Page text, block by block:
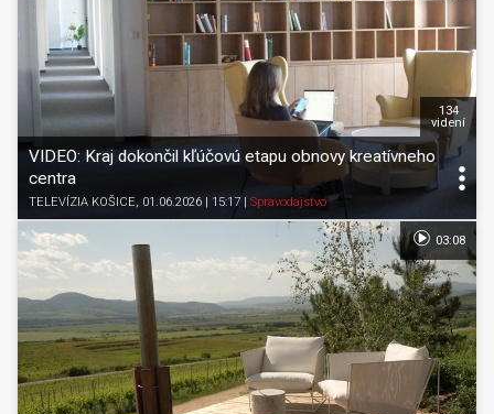
VIDEO: Kraj dokončil kľúčovú etapu obnovy kreatívneho
centra
TELEVÍZIA KOŠICE, 01.06.2026 | 15:17 Spravodajstvo
134
videní
03:08